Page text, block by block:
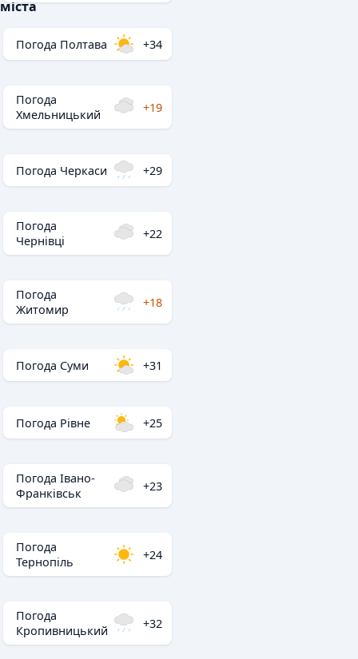
міста
Погода Полтава +34
Погода
Хмельницький
+19
Погода Черкаси +29
Погода
Чернівці
+22
Погода
Житомир
+18
Погода Суми +31
Погода Рівне +25
Погода Івано-
Франківськ
+23
Погода
Тернопіль
+24
Погода
Кропивницький
+32